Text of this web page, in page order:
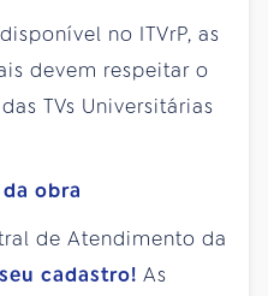
no ITVrP, as
devem respeitar o
TVs Universitárias
obra
de Atendimento da
cadastro! As